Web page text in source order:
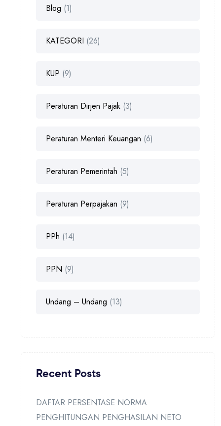
Blog (1)
KATEGORI (26)
KUP (9)
Peraturan Dirjen Pajak (3)
Peraturan Menteri Keuangan (6)
Peraturan Pemerintah (5)
Peraturan Perpajakan (9)
PPh (14)
PPN (9)
Undang – Undang (13)
Recent Posts
DAFTAR PERSENTASE NORMA
PENGHITUNGAN PENGHASILAN NETO